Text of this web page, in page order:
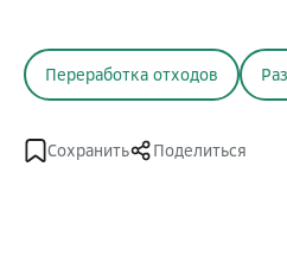
Переработка отходов
Сохранить Поделиться